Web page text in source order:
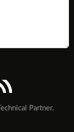
Partner.